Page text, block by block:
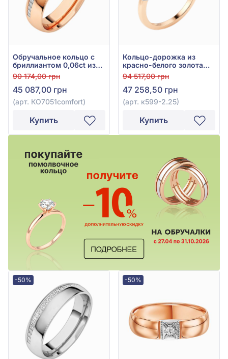
Обручальное кольцо с
бриллиантом 0,06ct из
красного золота 585°,
арт. КО7051comfort
90 174,00 грн
45 087,00 грн
(арт. КО7051comfort)
Купить
Кольцо-дорожка из
красно-белого золота
585° с бриллиантами
0,36ct, арт. к599-2.25
94 517,00 грн
47 258,50 грн
(арт. к599-2.25)
Купить
-50% -50%